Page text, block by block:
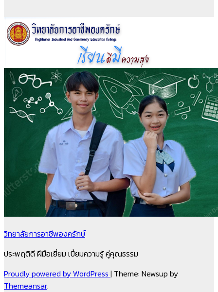
วิทยาลัยการอาชีพองครักษ์
ประพฤติดี ฝีมือเยี่ยม เปี่ยมความรู้ คู่คุณธรรม
Proudly powered by WordPress | Theme: Newsup by
Themeansar.